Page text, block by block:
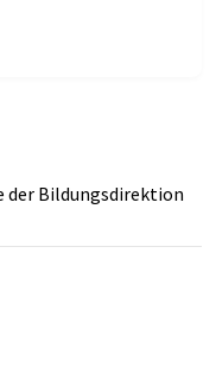
der Bildungsdirektion